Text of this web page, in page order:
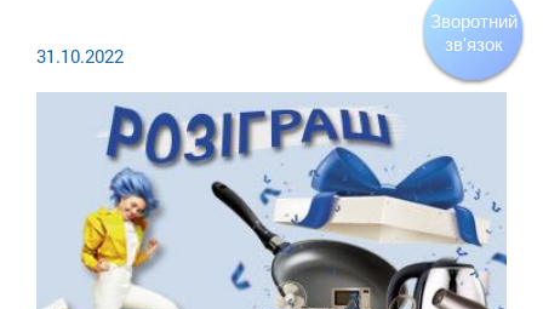
Зворотний
зв'язок
31.10.2022